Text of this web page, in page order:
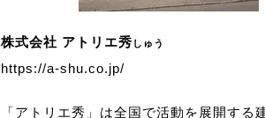
株式会社 アトリエ秀 しゅう
https://a-shu.co.jp/
「アトリエ秀」は全国で活動を展開する